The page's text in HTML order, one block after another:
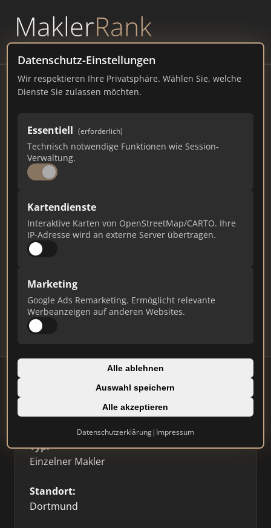
MaklerRank
powered byWAVEPOINT
Datenschutz-Einstellungen
Wir respektieren Ihre Privatsphäre. Wählen Sie, welche
Dienste Sie zulassen möchten.
Essentiell (erforderlich)
Technisch notwendige Funktionen wie Session-
Verwaltung.
Kartendienste
Interaktive Karten von OpenStreetMap/CARTO. Ihre
IP-Adresse wird an externe Server übertragen.
Marketing
Google Ads Remarketing. Ermöglicht relevante
Werbeanzeigen auf anderen Websites.
Alle ablehnen
Auswahl speichern
Alle akzeptieren
Datenschutzerklärung| Impressum
Dortmunder Volksbank
Betenstraße 10, 44137 Dortmund
immo.dovoba.de
2.227
Gesamtpunkte
Ist das Ihr Unternehmen?
Daten und erhalten Sie monatliche Ranking-
Updates.
Profil beanspruchen
⭐ Etabliert
Typ:
Einzelner Makler
Standort:
Dortmund